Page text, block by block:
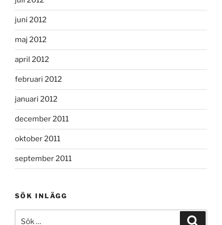
juni 2012
maj 2012
april 2012
februari 2012
januari 2012
december 2011
oktober 2011
september 2011
SÖK INLÄGG